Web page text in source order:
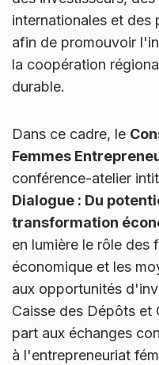
internationales et des
afin de promouvoir
la coopération
durable.
Dans ce cadre, le
Femmes
conférence-atelier
Dialogue : Du
transformation
en lumière le rôle des
économique et les
aux opportunités
Caisse des Dépôts et
part aux échanges
à l'entrepreneuriat